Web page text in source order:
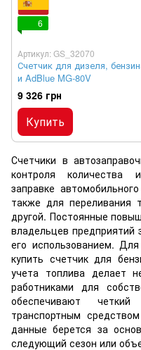
6
Артикул: GS_32070
Счетчик для дизеля,
и AdBlue MG-80V
9 326 грн
Купить
Счетчики в
контроля количества
заправке
также для переливания
другой. Постоянные
владельцев
его использованием.
купить счетчик для
учета топлива делает
работниками для
обеспечивают
транспортным
данные берется за
следующий сезон или